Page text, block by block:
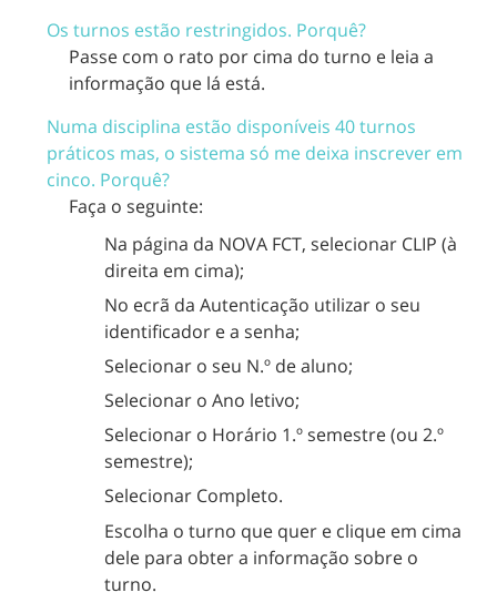
Os turnos estão restringidos. Porquê?
Passe com o rato por cima do turno e leia a
informação que lá está.
Numa disciplina estão disponíveis 40 turnos
práticos mas, o sistema só me deixa inscrever em
cinco. Porquê?
Faça o seguinte:
Na página da NOVA FCT, selecionar CLIP (à
direita em cima);
No ecrã da Autenticação utilizar o seu
identificador e a senha;
Selecionar o seu N.º de aluno;
Selecionar o Ano letivo;
Selecionar o Horário 1.º semestre (ou 2.º
semestre);
Selecionar Completo.
Escolha o turno que quer e clique em cima
dele para obter a informação sobre o
turno.